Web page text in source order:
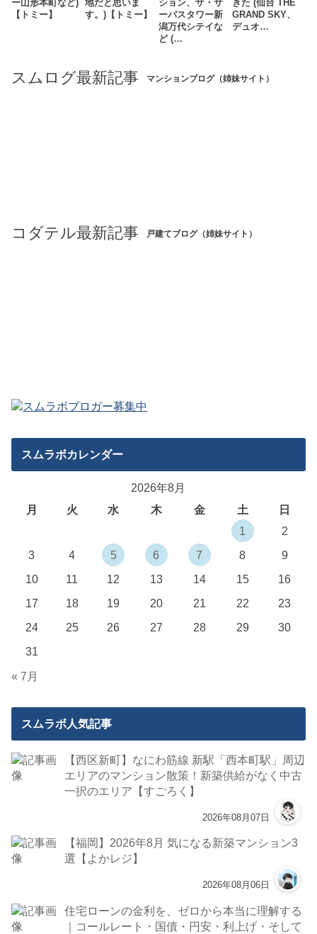
ー山形本町など)
【トミー】
地だと思いま
す。)【トミー】
ション、ザ・サ
ーパスタワー新
潟万代シテイな
ど (…
きた (仙台 THE
GRAND SKY、
デュオ…
スムログ最新記事 マンションブログ（姉妹サイト）
コダテル最新記事 戸建てブログ（姉妹サイト）
スムラボカレンダー
2026年8月
月
火 水 木 金 土
日
1
2
3
4 5 6 7 8
9
10
11 12 13 14 15
16
17
18 19 20 21 22
23
24
25 26 27 28 29
30
31
« 7月
スムラボ人気記事
【西区新町】なにわ筋線 新駅「西本町駅」周辺
エリアのマンション散策！新築供給がなく中古
一択のエリア【すごろく】
2026年08月07日
【福岡】2026年8月 気になる新築マンション3
選【よかレジ】
2026年08月06日
住宅ローンの金利を、ゼロから本当に理解する
｜コールレート・国債・円安・利上げ・そして